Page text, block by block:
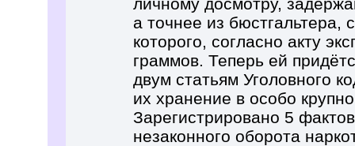
а точнее из бюстгальтера,
которого, согласно акту
граммов. Теперь ей
двум статьям Уголовного
их хранение в особо
Зарегистрировано 5 фактов
незаконного оборота